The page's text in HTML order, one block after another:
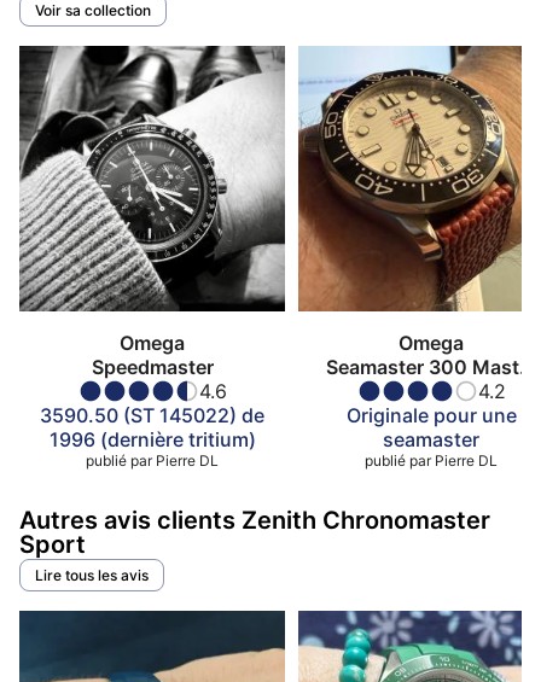
Voir sa collection
Omega
Speedmaster
4.6
3590.50 (ST 145022) de
1996 (dernière tritium)
publié par Pierre DL
Omega
Seamaster 300 Master
Co-Axial 4.2
Originale pour une
seamaster
publié par Pierre DL
Autres avis clients Zenith Chronomaster
Sport
Lire tous les avis